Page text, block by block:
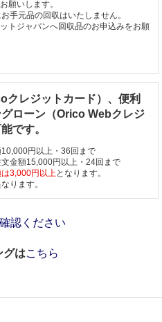
願いします。
手元品の回収はいたしません。
トジャパンへ回収品のお申込みをお願
クレジットカード）、便利
ローン（Orico Webクレジ
です。
円以上・36回まで
金額15,000円以上・24回まで
3,000円以上となります。
ります。
認ください
グはこちら